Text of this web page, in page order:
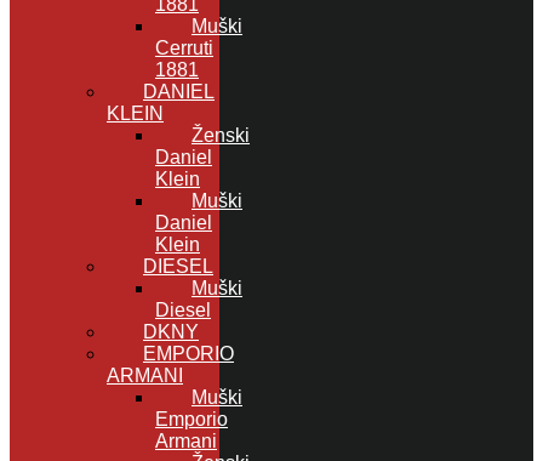
Muški
Cerruti
1881
DANIEL
KLEIN
Ženski
Daniel
Klein
Muški
Daniel
Klein
DIESEL
Muški
Diesel
DKNY
EMPORIO
ARMANI
Muški
Emporio
Armani